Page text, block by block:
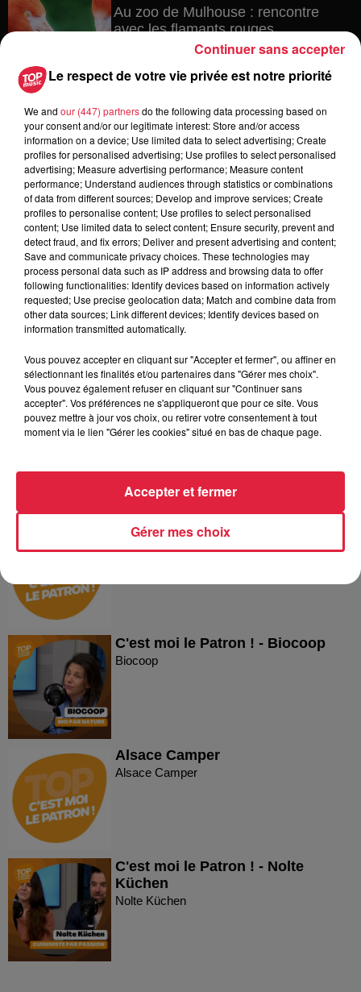
Au zoo de Mulhouse : rencontre
avec les flamants rouges
Les dernières infos sur la venue du
pape à Metz en septembre
5 août 2026
Europa-Park : des précisons sur
l’après Euro-Mir
Dans la même série
Reproland
Reproland
Plakar
Plakar
C'est moi le Patron ! - Biocoop
Biocoop
Alsace Camper
Alsace Camper
C'est moi le Patron ! - Nolte
Küchen
Nolte Küchen
Le respect de votre vie privée est notre priorité
We and our (447) partnersdo the following data processing based on
your consent and/or our legitimate interest: Store and/or access
information on a device; Use limited data to select advertising; Create
profiles for personalised advertising; Use profiles to select personalised
advertising; Measure advertising performance; Measure content
performance; Understand audiences through statistics or combinations
of data from different sources; Develop and improve services; Create
profiles to personalise content; Use profiles to select personalised
content; Use limited data to select content; Ensure security, prevent and
detect fraud, and fix errors; Deliver and present advertising and content;
Save and communicate privacy choices. These technologies may
process personal data such as IP address and browsing data to offer
following functionalities: Identify devices based on information actively
requested; Use precise geolocation data; Match and combine data from
other data sources; Link different devices; Identify devices based on
information transmitted automatically.
Vous pouvez accepter en cliquant sur "Accepter et fermer", ou affiner en
sélectionnant les finalités et/ou partenaires dans "Gérer mes choix".
Vous pouvez également refuser en cliquant sur "Continuer sans
accepter". Vos préférences ne s'appliqueront que pour ce site. Vous
pouvez mettre à jour vos choix, ou retirer votre consentement à tout
moment via le lien "Gérer les cookies" situé en bas de chaque page.
Gérer mes choix
Accepter et fermer
Continuer sans accepter